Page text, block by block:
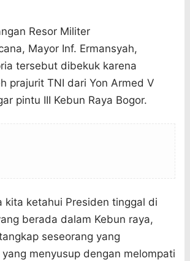
Resor Militer
Mayor Inf. Ermansyah,
tersebut dibekuk karena
prajurit TNI dari Yon Armed V
pintu III Kebun Raya Bogor.
kita ketahui Presiden tinggal di
berada dalam Kebun raya,
seseorang yang
menyusup dengan melompati